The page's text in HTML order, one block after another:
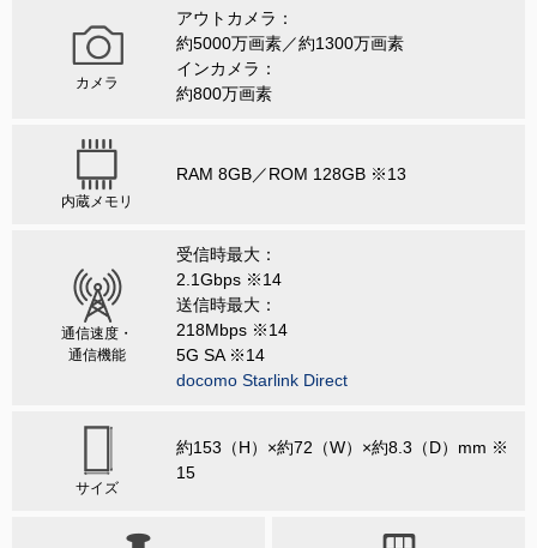
カメラ
アウトカメラ：
約5000万画素／約1300万画素
インカメラ：
約800万画素
内蔵メモリ
RAM 8GB／ROM 128GB ※13
通信速度・
通信機能
受信時最大：
2.1Gbps ※14
送信時最大：
218Mbps ※14
5G SA ※14
docomo Starlink Direct
サイズ
約153（H）×約72（W）×約8.3（D）mm ※
15